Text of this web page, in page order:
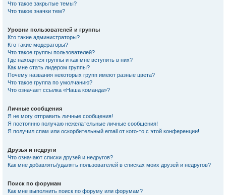
Что такое закрытые темы?
Что такое значки тем?
Уровни пользователей и группы
Кто такие администраторы?
Кто такие модераторы?
Что такое группы пользователей?
Где находятся группы и как мне вступить в них?
Как мне стать лидером группы?
Почему названия некоторых групп имеют разные цвета?
Что такое группа по умолчанию?
Что означает ссылка «Наша команда»?
Личные сообщения
Я не могу отправить личные сообщения!
Я постоянно получаю нежелательные личные сообщения!
Я получил спам или оскорбительный email от кого-то с этой конференции!
Друзья и недруги
Что означают списки друзей и недругов?
Как мне добавлять/удалять пользователей в списках моих друзей и недругов?
Поиск по форумам
Как мне выполнить поиск по форуму или форумам?